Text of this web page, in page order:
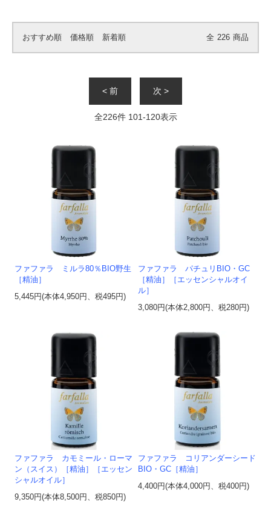
おすすめ順 価格順 新着順 全 226 商品
< 前 次 >
全226件 101-120表示
ファファラ ミルラ80％BIO野生
［精油］
5,445円(本体4,950円、税495円)
ファファラ パチュリBIO・GC
［精油］［エッセンシャルオイ
ル］
3,080円(本体2,800円、税280円)
ファファラ カモミール・ローマ
ン（スイス）［精油］［エッセン
シャルオイル］
9,350円(本体8,500円、税850円)
ファファラ コリアンダーシード
BIO・GC［精油］
4,400円(本体4,000円、税400円)